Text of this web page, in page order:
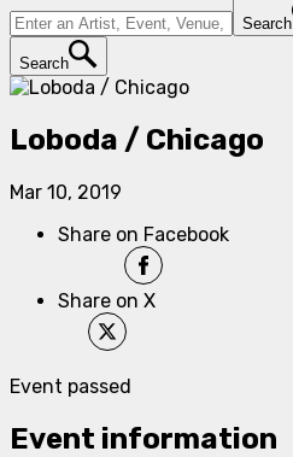
Search
Search
Loboda / Chicago
Mar 10, 2019
Share on Facebook
Share on X
Event passed
Event information